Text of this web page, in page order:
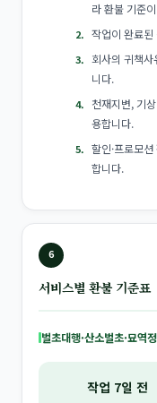
라 환불 기준
작업이 완료
회사의 귀책
니다.
천재지변, 기
용합니다.
할인·프로모
합니다.
6
서비스별 환불 기준표
벌초대행·산소벌초·묘역
작업 7일 전